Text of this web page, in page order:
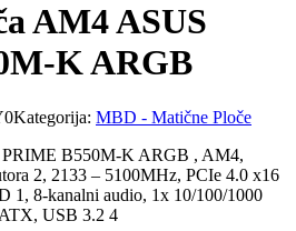
AM4 ASUS
K ARGB
Kategorija: MBD - Matične Ploče
B550M-K ARGB , AM4,
2, 2133 – 5100MHz, PCIe 4.0 x16
1, 8-kanalni audio, 1x 10/100/1000
USB 3.2 4